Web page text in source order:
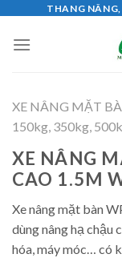
content
THANG
XE NÂNG MẶT
150kg, 350kg,
XE NÂNG
CAO 1.5M
Xe nâng mặt bàn
dùng nâng hạ chậu
hóa, máy móc… có